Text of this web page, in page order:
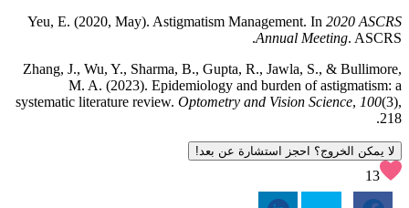
Yeu, E. (2020, May). Astigmatism Management. In 2020 ASCRS
Annual Meeting. ASCRS.
Zhang, J., Wu, Y., Sharma, B., Gupta, R., Jawla, S., & Bullimore,
M. A. (2023). Epidemiology and burden of astigmatism: a
systematic literature review. Optometry and Vision Science, 100(3),
218.
لا يمكن الخروج؟ احجز استشارة عن بعد!
13